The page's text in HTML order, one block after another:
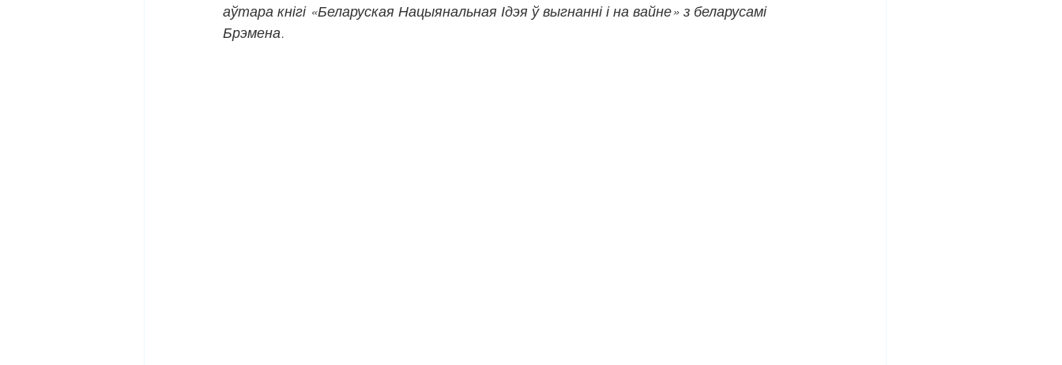
аўтара кнігі «Беларуская Нацыянальная Ідэя ў выгнанні і на вайне» з беларусамі
Брэмена.